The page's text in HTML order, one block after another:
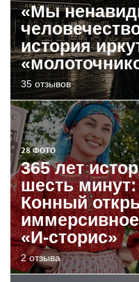
«Мы
история
35 отзывов
28 ФОТО
365 лет
шесть
Конный
«И-сторис»
2 отзыва